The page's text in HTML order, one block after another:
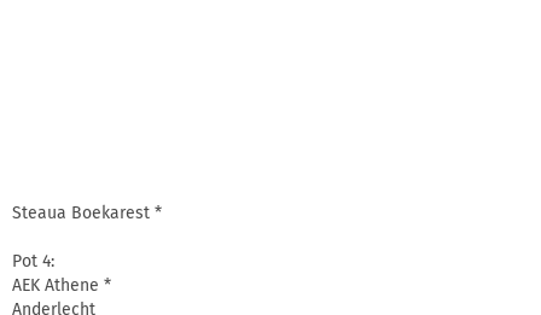
Steaua Boekarest *
Pot 4:
AEK Athene *
Anderlecht